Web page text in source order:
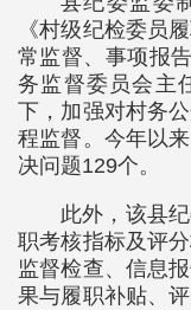
《村级纪检委员
常监督、事项报
务监督委员会主
下，加强对村务
程监督。今年以
决问题129个。
此外，该县
职考核指标及评
监督检查、信息
果与履职补贴、